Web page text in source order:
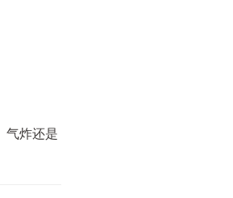
气炸还是